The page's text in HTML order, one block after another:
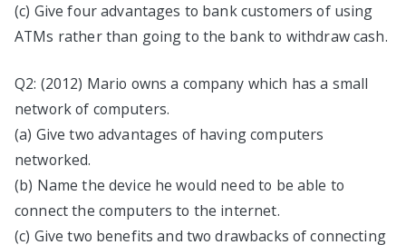
(c) Give four advantages to bank customers of using
ATMs rather than going to the bank to withdraw cash.
Q2: (2012) Mario owns a company which has a small
network of computers.
(a) Give two advantages of having computers
networked.
(b) Name the device he would need to be able to
connect the computers to the internet.
(c) Give two benefits and two drawbacks of connecting